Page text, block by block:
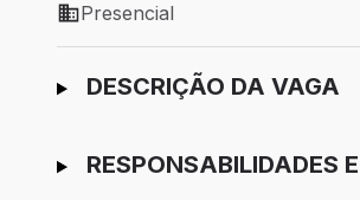
Modelo de trabalho: Presencial
Presencial
Ir para candidatura
DESCRIÇÃO DA VAGA
RESPONSABILIDADES E